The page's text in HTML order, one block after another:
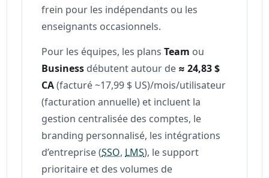
frein pour les indépendants ou les
enseignants occasionnels.
Pour les équipes, les plansTeam ou
Business débutent autour de ≈ 24,83 $
CA(facturé ~17,99 $ US)/mois/utilisateur
(facturation annuelle) et incluent la
gestion centralisée des comptes, le
branding personnalisé, les intégrations
d’entreprise (SSO, LMS), le support
prioritaire et des volumes de